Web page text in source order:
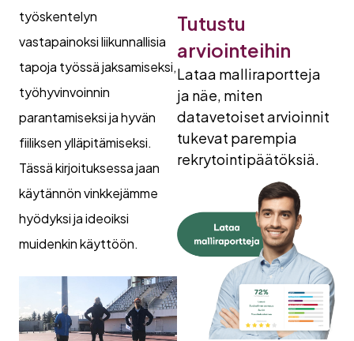
työskentelyn
vastapainoksi liikunnallisia
tapoja työssä jaksamiseksi,
työhyvinvoinnin
parantamiseksi ja hyvän
fiiliksen ylläpitämiseksi.
Tässä kirjoituksessa jaan
käytännön vinkkejämme
hyödyksi ja ideoiksi
muidenkin käyttöön.
Tutustu
arviointeihin
Lataa malliraportteja
ja näe, miten
datavetoiset arvioinnit
tukevat parempia
rekrytointipäätöksiä.